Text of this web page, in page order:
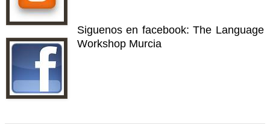
Siguenos en facebook: The Language
Workshop Murcia